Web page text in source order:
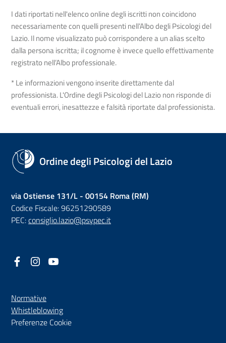
I dati riportati nell'elenco online degli iscritti non coincidono
necessariamente con quelli presenti nell’Albo degli Psicologi del
Lazio. Il nome visualizzato può corrispondere a un alias scelto
dalla persona iscritta; il cognome è invece quello effettivamente
registrato nell’Albo professionale.
* Le informazioni vengono inserite direttamente dal
professionista. L'Ordine degli Psicologi del Lazio non risponde di
eventuali errori, inesattezze e falsità riportate dal professionista.
Ordine degli Psicologi del Lazio
via Ostiense 131/L - 00154 Roma (RM)
Codice Fiscale: 96251290589
PEC:consiglio.lazio@psypec.it
Facebook
(nuova scheda - new tab)
Instagram
(nuova scheda - new tab)
Normative
Whistleblowing(nuova scheda - new tab)
Preferenze Cookie